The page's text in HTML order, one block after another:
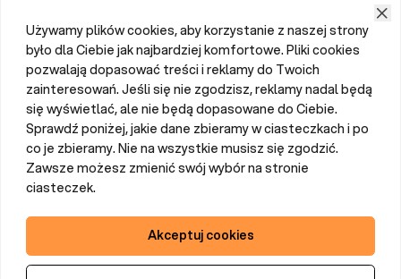
Używamy plików cookies, aby korzystanie z naszej strony
było dla Ciebie jak najbardziej komfortowe. Pliki cookies
pozwalają dopasować treści i reklamy do Twoich
zainteresowań. Jeśli się nie zgodzisz, reklamy nadal będą
się wyświetlać, ale nie będą dopasowane do Ciebie.
Sprawdź poniżej, jakie dane zbieramy w ciasteczkach i po
co je zbieramy. Nie na wszystkie musisz się zgodzić.
Zawsze możesz zmienić swój wybór na stronie
ciasteczek.
Akceptuj cookies